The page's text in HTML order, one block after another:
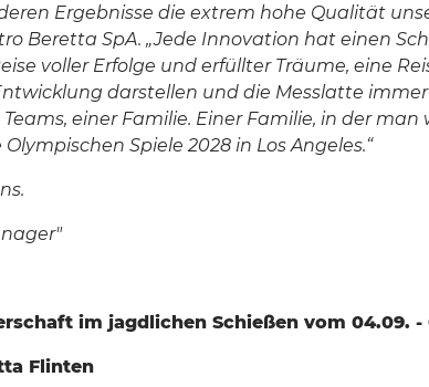
Ergebnisse die extrem hohe Qualität
Beretta SpA. „Jede Innovation hat einen
voller Erfolge und erfüllter Träume, eine
darstellen und die Messlatte
einer Familie. Einer Familie, in der
Spiele 2028 in Los Angeles.“
im jagdlichen Schießen vom 04.09. -
Flinten